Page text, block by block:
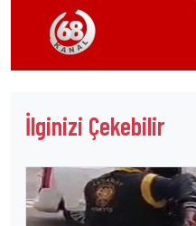
İlginizi Çekebilir